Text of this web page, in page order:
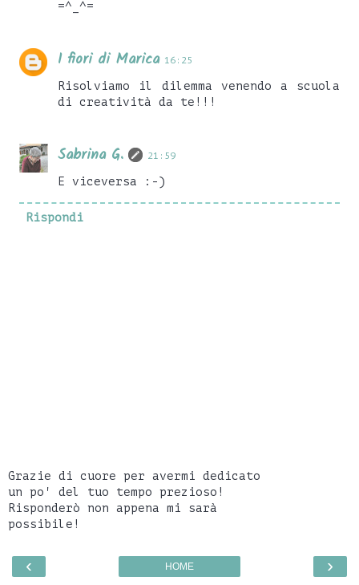
=^_^=
I fiori di Marica 16:25
Risolviamo il dilemma venendo a scuola
di creatività da te!!!
Sabrina G. 21:59
E viceversa :-)
Rispondi
Grazie di cuore per avermi dedicato
un po' del tuo tempo prezioso!
Risponderò non appena mi sarà
possibile!
‹ ›
HOME